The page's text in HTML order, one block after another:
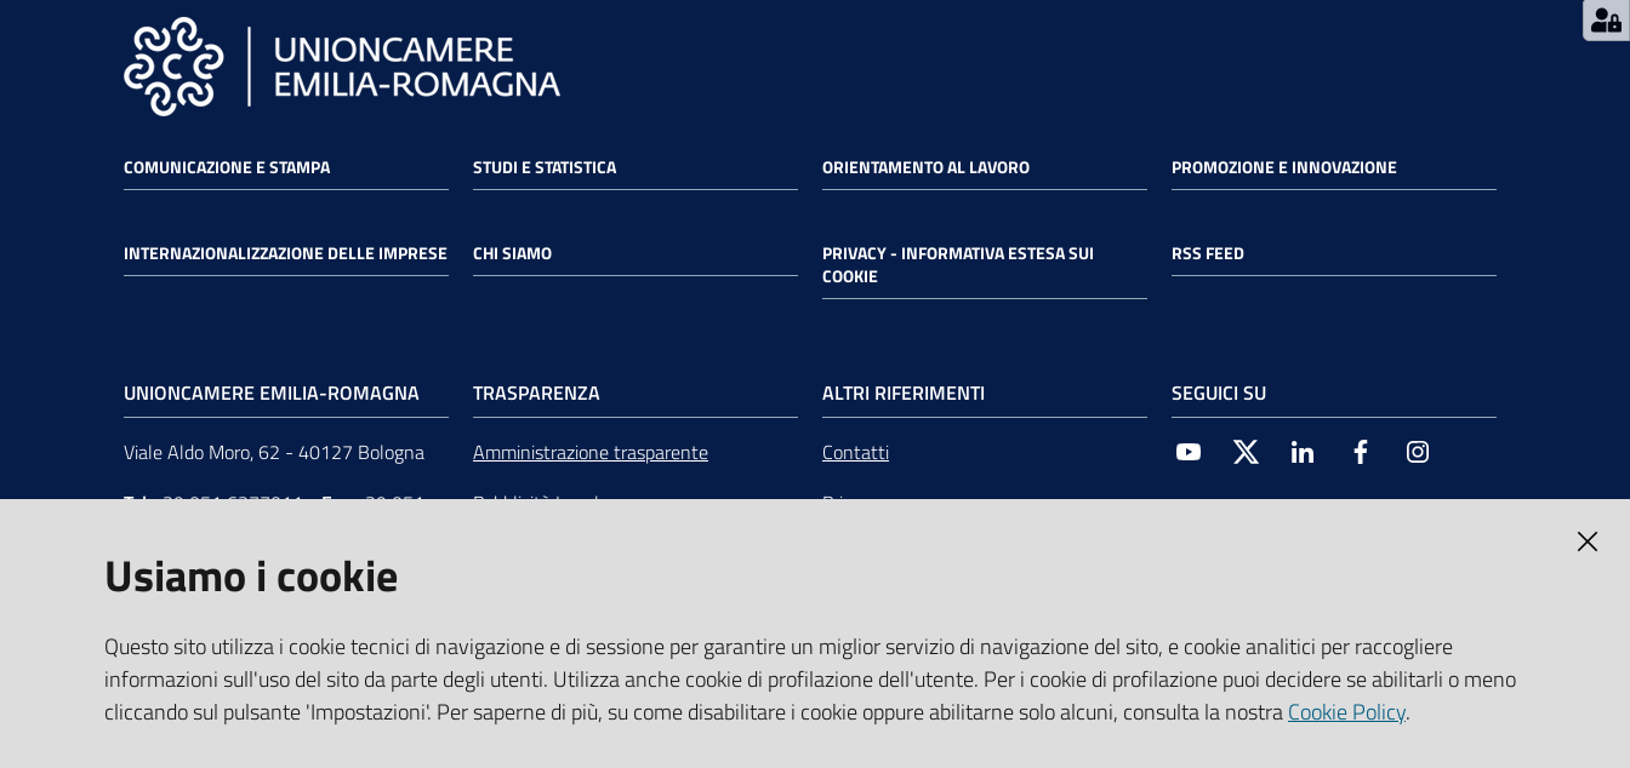
COMUNICAZIONE E STAMPA STUDI E STATISTICA ORIENTAMENTO AL LAVORO PROMOZIONE E INNOVAZIONE
INTERNAZIONALIZZAZIONE DELLE IMPRESE CHI SIAMO
PRIVACY - INFORMATIVA ESTESA SUI
COOKIE
RSS FEED
UNIONCAMERE EMILIA-ROMAGNA
Viale Aldo Moro, 62 - 40127 Bologna
Tel+39 051 6377011-Fax+39 051
e-mail:segreteria@rer.camcom.it
unioncamereemiliaromagna@legalmail.it
Partita Iva: 02294450370 -C.F.
80062830379 -iPA: UFUS8I
TRASPARENZA
Amministrazione trasparente
Pubblicità Legale
ALTRI RIFERIMENTI
Contatti
Privacy
Sito accessibile
SEGUICI SU
Youtube Twitter Linkedin Facebook
Usiamo i cookie
Questo sito utilizza i cookie tecnici di navigazione e di sessione per garantire un miglior servizio di navigazione del sito, e cookie analitici per raccogliere
informazioni sull'uso del sito da parte degli utenti. Utilizza anche cookie di profilazione dell'utente. Per i cookie di profilazione puoi decidere se abilitarli o meno
cliccando sul pulsante 'Impostazioni'. Per saperne di più, su come disabilitare i cookie oppure abilitarne solo alcuni, consulta la nostraCookie Policy.